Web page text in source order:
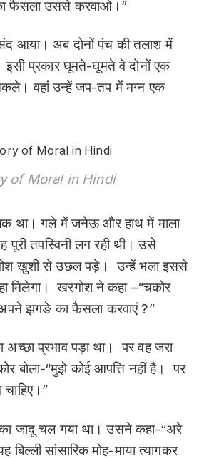
फैसला उससे करवाओ।”
आया। अब दोनों पंच की तलाश में
प्रकार घूमते-घूमते वे दोनों एक
वहां उन्हें जप-तप में मग्न एक
of Moral in Hindi
था। गले में जनेऊ और हाथ में माला
पूरी तपस्विनी लग रही थी। उसे
खुशी से उछल पड़े। उन्हें भला इससे
मिलेगा। खरगोश ने कहा –“चकोर
झगङे का फैसला करवाएं ?”
अच्छा प्रभाव पड़ा था। पर वह जरा
बोला-“मुझे कोई आपत्ति नहीं है। पर
चाहिए।”
का जादू चल गया था। उसने कहा-“अरे
बिल्ली सांसारिक मोह-माया त्यागकर